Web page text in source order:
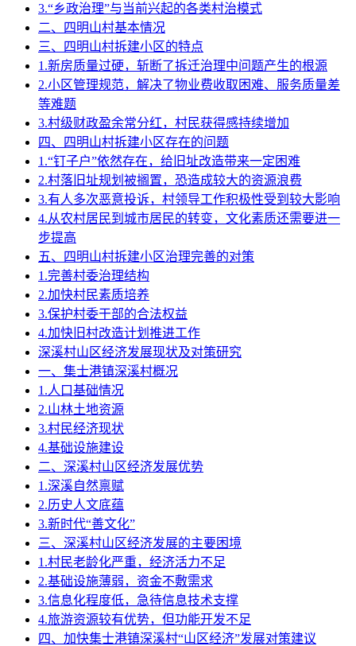
3.“乡政治理”与当前兴起的各类村治模式
二、四明山村基本情况
三、四明山村拆建小区的特点
1.新房质量过硬，斩断了拆迁治理中问题产生的根源
2.小区管理规范，解决了物业费收取困难、服务质量差
等难题
3.村级财政盈余常分红，村民获得感持续增加
四、四明山村拆建小区存在的问题
1.“钉子户”依然存在，给旧址改造带来一定困难
2.村落旧址规划被搁置，恐造成较大的资源浪费
3.有人多次恶意投诉，村领导工作积极性受到较大影响
4.从农村居民到城市居民的转变，文化素质还需要进一
步提高
五、四明山村拆建小区治理完善的对策
1.完善村委治理结构
2.加快村民素质培养
3.保护村委干部的合法权益
4.加快旧村改造计划推进工作
深溪村山区经济发展现状及对策研究
一、集士港镇深溪村概况
1.人口基础情况
2.山林土地资源
3.村民经济现状
4.基础设施建设
二、深溪村山区经济发展优势
1.深溪自然禀赋
2.历史人文底蕴
3.新时代“善文化”
三、深溪村山区经济发展的主要困境
1.村民老龄化严重，经济活力不足
2.基础设施薄弱，资金不敷需求
3.信息化程度低，急待信息技术支撑
4.旅游资源较有优势，但功能开发不足
四、加快集士港镇深溪村“山区经济”发展对策建议